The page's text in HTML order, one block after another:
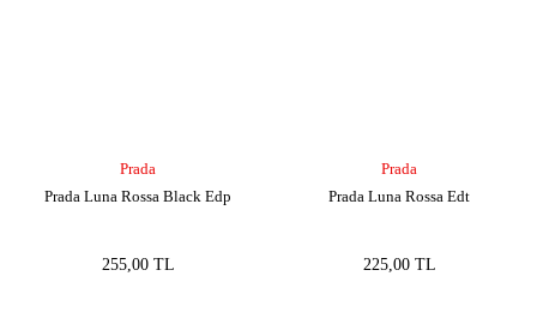
Prada
Prada Luna Rossa Black Edp
255,00 TL
Prada
Prada Luna Rossa Edt
225,00 TL